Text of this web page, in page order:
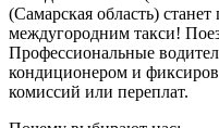
(Самарская область)
междугородним такси!
Профессиональные
кондиционером и
комиссий или переплат.